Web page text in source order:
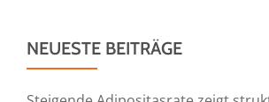
NEUESTE BEITRÄGE